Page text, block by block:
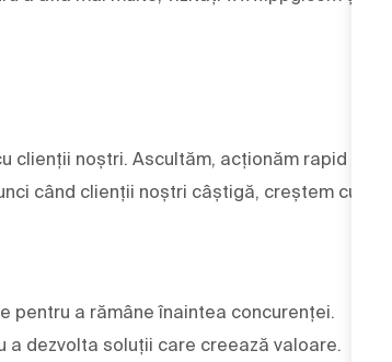
clienții noștri. Ascultăm, acționăm rapid
când clienții noștri câștigă, creștem cu
pentru a rămâne înaintea concurenței.
dezvolta soluții care creează valoare.